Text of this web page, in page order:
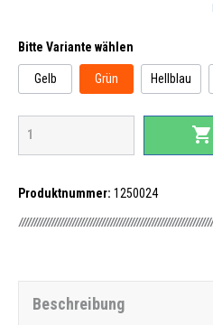
Bitte Variante wählen
Gelb Grün Hellblau
shopping_cart
Produktnummer: 1250024
Beschreibung